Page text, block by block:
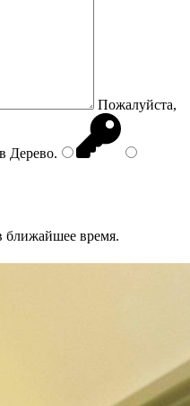
Пожалуйста,
Дерево.
ближайшее время.